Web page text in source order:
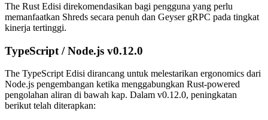
The Rust Edisi direkomendasikan bagi pengguna yang perlu
memanfaatkan Shreds secara penuh dan Geyser gRPC pada tingkat
kinerja tertinggi.
TypeScript / Node.js v0.12.0
The TypeScript Edisi dirancang untuk melestarikan ergonomics dari
Node.js pengembangan ketika menggabungkan Rust-powered
pengolahan aliran di bawah kap. Dalam v0.12.0, peningkatan
berikut telah diterapkan: